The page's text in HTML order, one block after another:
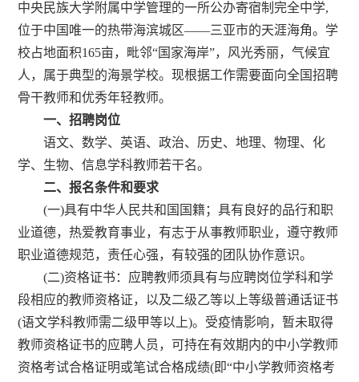
中央民族大学附属中学管理的一所公办寄宿制完全中学,
位于中国唯一的热带海滨城区——三亚市的天涯海角。 学
校占地面积165亩，毗邻“国家海岸”，风光秀丽，气候宜
人，属于典型的海景学校。现根据工作需要面向全国招聘
骨干教师和优秀年轻教师。
一、招聘岗位
语文、数学、英语、政治、历史、地理、物理、化
学、生物、信息学科教师若干名。
二、报名条件和要求
(一)具有中华人民共和国国籍；具有良好的品行和职
业道德，热爱教育事业，有志于从事教师职业，遵守教师
职业道德规范，责任心强，有较强的团队协作意识。
(二)资格证书：应聘教师须具有与应聘岗位学科和学
段相应的教师资格证，以及二级乙等以上等级普通话证书
(语文学科教师需二级甲等以上)。受疫情影响，暂未取得
教师资格证书的应聘人员，可持在有效期内的中小学教师
资格考试合格证明或笔试合格成绩(即“中小学教师资格考